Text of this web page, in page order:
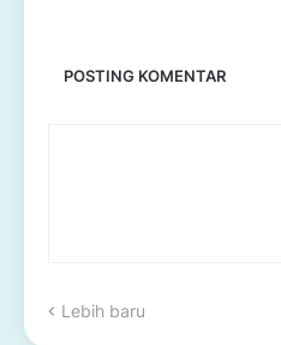
POSTING KOMENTAR
Lebih baru